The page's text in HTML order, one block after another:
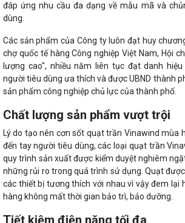
đáp ứng nhu cầu đa dạng về mẫu mã và
dùng.
Các sản phẩm của Công ty luôn đạt huy
chợ quốc tế hàng Công nghiệp Việt Nam, Hội
lượng cao", nhiều năm liên tục đạt danh
người tiêu dùng ưa thích và được UBND thành
sản phẩm công nghiệp chủ lực của thành phố.
Chất lượng sản phẩm vượt trội
Lý do tạo nên cơn sốt quạt trần Vinawind mùa
đến tay người tiêu dùng, các loại quạt trần
quy trình sản xuất được kiểm duyệt nghiêm
những rủi ro trong quá trình sử dụng. Quạt
các thiết bị tương thích với nhau vì vậy đem lại
hàng không mất thời gian bảo trì, bảo dưỡng.
Tiết kiệm điện năng tối đa